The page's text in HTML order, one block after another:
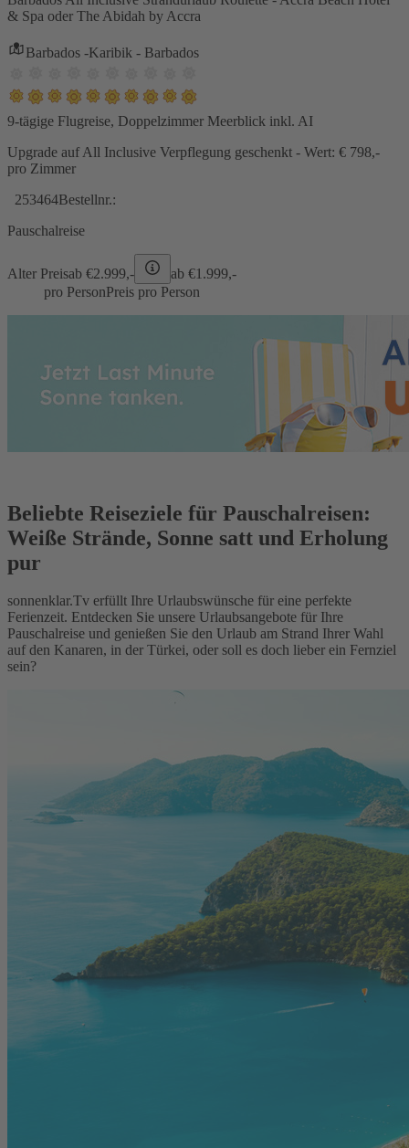
& Spa oder The Abidah by Accra
Barbados -Karibik - Barbados
9-tägige Flugreise, Doppelzimmer Meerblick inkl. AI
Upgrade auf All Inclusive Verpflegung geschenkt - Wert: € 798,-
pro Zimmer
253464Bestellnr.:
Pauschalreise
Alter Preisab €2.999,- ab €1.999,-
pro PersonPreis pro Person
Beliebte Reiseziele für Pauschalreisen:
Weiße Strände, Sonne satt und Erholung
pur
sonnenklar.Tv erfüllt Ihre Urlaubswünsche für eine perfekte
Ferienzeit. Entdecken Sie unsere Urlaubsangebote für Ihre
Pauschalreise und genießen Sie den Urlaub am Strand Ihrer Wahl
auf den Kanaren, in der Türkei, oder soll es doch lieber ein Fernziel
sein?